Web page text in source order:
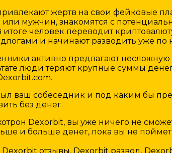
жертв на свои фейковые
мужчин, знакомятся с
человек переводит
и начинают разводить уже по
активно предлагают
люди теряют крупные суммы
ваш собеседник и под каким бы
без денег.
Dexorbit, вы уже ничего не
и больше денег, пока вы не
Dexorbit отзывы, Dexorbit развод,